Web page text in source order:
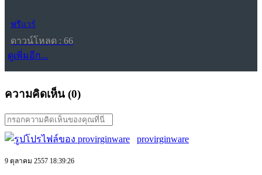
ฟรีแวร์
ดาวน์โหลด : 66
ดูเพิ่มอีก...
ความคิดเห็น (0)
provirginware
9 ตุลาคม 2557 18:39:26